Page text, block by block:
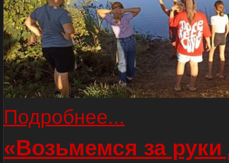
Подробнее...
«Возьмемся за руки